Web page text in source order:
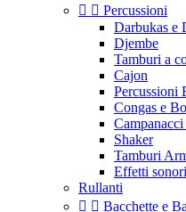
  Percussioni
Darbukas e
Djembe
Tamburi a
Cajon
Percussioni
Congas e
Shaker
Tamburi
Effetti sonori
Rullanti
  Bacchette e